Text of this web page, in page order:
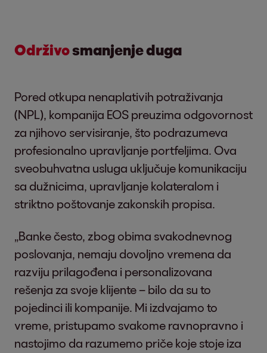
Održivosmanjenje duga
Pored otkupa nenaplativih potraživanja
(NPL), kompanija EOS preuzima odgovornost
za njihovo servisiranje, što podrazumeva
profesionalno upravljanje portfeljima. Ova
sveobuhvatna usluga uključuje komunikaciju
sa dužnicima, upravljanje kolateralom i
striktno poštovanje zakonskih propisa.
„Banke često, zbog obima svakodnevnog
poslovanja, nemaju dovoljno vremena da
razviju prilagođena i personalizovana
rešenja za svoje klijente – bilo da su to
pojedinci ili kompanije. Mi izdvajamo to
vreme, pristupamo svakome ravnopravno i
nastojimo da razumemo priče koje stoje iza